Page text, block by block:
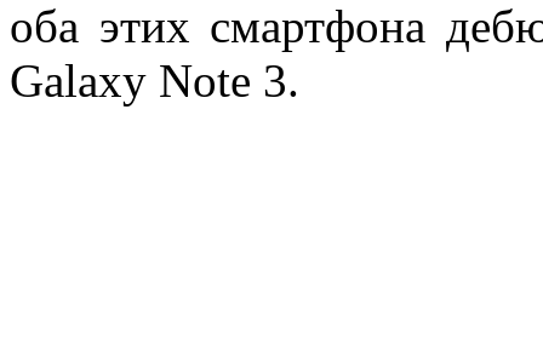
оба этих смартфона
Galaxy Note 3.